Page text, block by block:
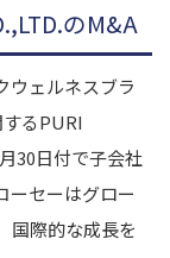
のM&A
ウェルネスブラ
るPURI
30日付で子会社
ーセーはグロー
国際的な成長を